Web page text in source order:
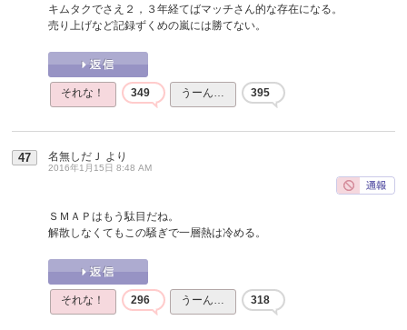
キムタクでさえ２，３年経てばマッチさん的な存在になる。
売り上げなど記録ずくめの嵐には勝てない。
それな！ 349 うーん… 395
47 名無しだＪ より
2016年1月15日 8:48 AM
ＳＭＡＰはもう駄目だね。
解散しなくてもこの騒ぎで一層熱は冷める。
それな！ 296 うーん… 318